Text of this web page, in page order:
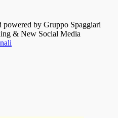
powered by Gruppo Spaggiari
& New Social Media